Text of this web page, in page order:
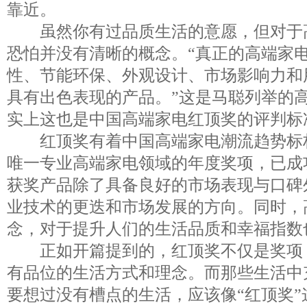
靠近。
虽然你有过品质生活的意愿，但对于
恐怕并没有清晰的概念。“真正的高端家
性、节能环保、外观设计、市场影响力
具有出色表现的产品。”这是马聪列举的
实上这也是中国高端家电红顶奖的评判标
红顶奖有着中国高端家电潮流趋势标
唯一专业高端家电领域的年度奖项，已
获奖产品除了具备良好的市场表现与口
业技术的更迭和市场发展的方向。同时
念，对于提升人们的生活品质和幸福指
正如开篇提到的，红顶奖不仅是奖项
有品位的生活方式和理念。而那些生活
要想过没有槽点的生活，应该像“红顶奖